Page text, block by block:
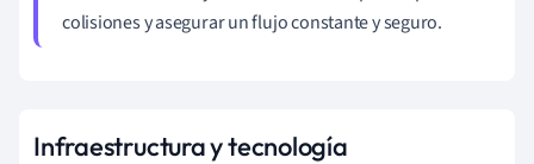
colisiones y asegurar un flujo constante y seguro.
Infraestructura y tecnología